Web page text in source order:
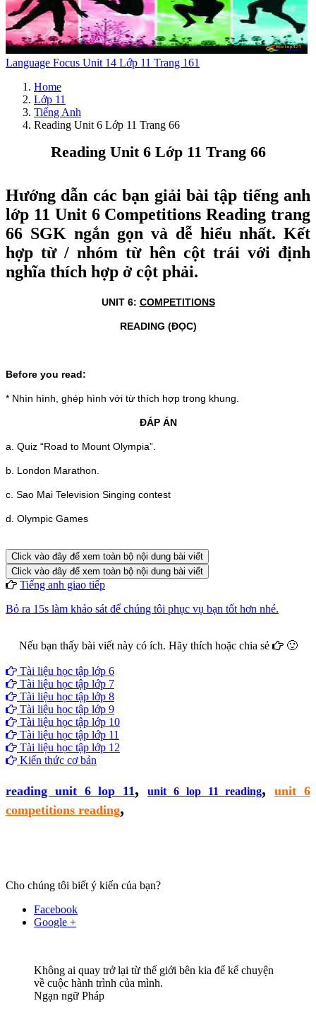
Language Focus Unit 14 Lớp 11 Trang 161
Home
Lớp 11
Tiếng Anh
Reading Unit 6 Lớp 11 Trang 66
Reading Unit 6 Lớp 11 Trang 66
Hướng dẫn các bạn giải bài tập tiếng anh
lớp 11 Unit 6 Competitions Reading trang
66 SGK ngắn gọn và dễ hiểu nhất. Kết
hợp từ / nhóm từ hên cột trái với định
nghĩa thích hợp ở cột phải.
UNIT 6: COMPETITIONS
READING (ĐỌC)
Before you read:
* Nhìn hình, ghép hình với từ thích hợp trong khung.
ĐÁP ÁN
a. Quiz “Road to Mount Olympia”.
b. London Marathon.
c. Sao Mai Television Singing contest
d. Olympic Games
Click vào đây để xem toàn bộ nội dung bài viết
Click vào đây để xem toàn bộ nội dung bài viết
Tiếng anh giao tiếp
Bỏ ra 15s làm khảo sát để chúng tôi phục vụ bạn tốt hơn nhé.
Nếu bạn thấy bài viết này có ích. Hãy thích hoặc chia sẻ
🙂
Tài liệu học tập lớp 6
Tài liệu học tập lớp 7
Tài liệu học tập lớp 8
Tài liệu học tập lớp 9
Tài liệu học tập lớp 10
Tài liệu học tập lớp 11
Tài liệu học tập lớp 12
Kiến thức cơ bản
reading unit 6 lop 11,unit 6 lop 11 reading,unit 6
competitions reading,
Cho chúng tôi biết ý kiến của bạn?
Facebook
Google +
Không ai quay trở lại từ thế giới bên kia để kể chuyện
về cuộc hành trình của mình.
Ngạn ngữ Pháp